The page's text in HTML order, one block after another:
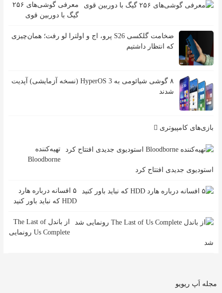
معرفی گوشی‌های ۲۵۶
گیگ با دوربین قوی
ضخامت گلکسی S26 پرو، اج و اولترا لو رفت؛ همان‌چیزی
که انتظار داشتیم
۸ گوشی شیائومی به HyperOS 3 (نسخه آزمایشی) آپدیت
شدند
بازی‌های کامپیوتری
تهیه‌کننده
Bloodborne
استودیوی جدیدی افتتاح کرد
۵ افسانه درباره هارد
HDD که نباید باور کنید
از باندل The Last of
Us Complete رونمایی
شد
مجله اَپ ریویو